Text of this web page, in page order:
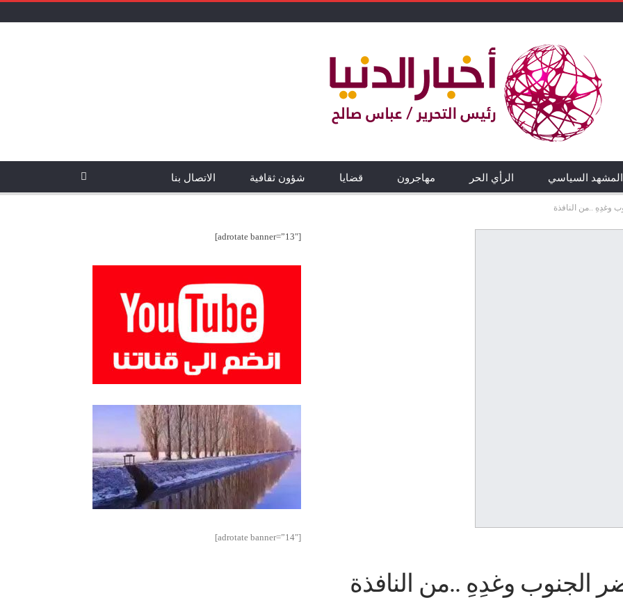
المشهد السياسي الرأي الحر مهاجرون قضايا شؤون ثقافية الاتصال بنا
وغدِهِ ..من النافذة
الجنوب وغدِهِ ..من النافذة
[adrotate banner=”13″]
[adrotate banner=”14″]